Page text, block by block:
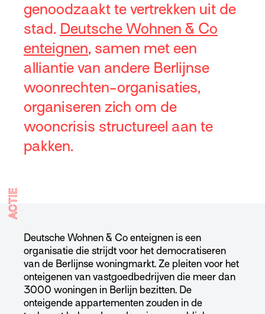
genoodzaakt te vertrekken uit de
stad. Deutsche Wohnen & Co
enteignen, samen met een
alliantie van andere Berlijnse
woonrechten-organisaties,
organiseren zich om de
wooncrisis structureel aan te
pakken.
ACTIE
Deutsche Wohnen & Co enteignen is een
organisatie die strijdt voor het democratiseren
van de Berlijnse woningmarkt. Ze pleiten voor het
onteigenen van vastgoedbedrijven die meer dan
3000 woningen in Berlijn bezitten. De
onteigende appartementen zouden in de